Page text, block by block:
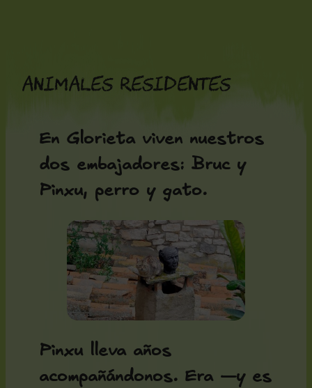
Animales residentes
En Glorieta viven nuestros
dos embajadores: Bruc y
Pinxu, perro y gato.
Pinxu lleva años
acompañándonos. Era —y es